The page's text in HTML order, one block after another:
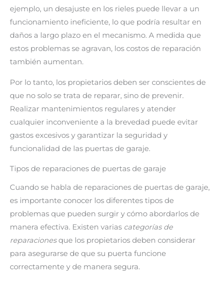
ejemplo, un desajuste en los rieles puede llevar a un
funcionamiento ineficiente, lo que podría resultar en
daños a largo plazo en el mecanismo. A medida que
estos problemas se agravan, los costos de reparación
también aumentan.
Por lo tanto, los propietarios deben ser conscientes de
que no solo se trata de reparar, sino de prevenir.
Realizar mantenimientos regulares y atender
cualquier inconveniente a la brevedad puede evitar
gastos excesivos y garantizar la seguridad y
funcionalidad de las puertas de garaje.
Tipos de reparaciones de puertas de garaje
Cuando se habla de reparaciones de puertas de garaje,
es importante conocer los diferentes tipos de
problemas que pueden surgir y cómo abordarlos de
manera efectiva. Existen varias categorías de
reparacionesque los propietarios deben considerar
para asegurarse de que su puerta funcione
correctamente y de manera segura.